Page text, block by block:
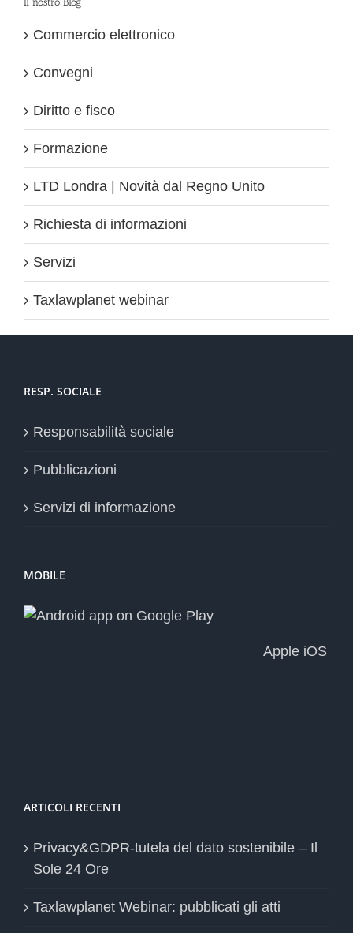
Commercio elettronico
Convegni
Diritto e fisco
Formazione
LTD Londra | Novità dal Regno Unito
Richiesta di informazioni
Servizi
Taxlawplanet webinar
RESP. SOCIALE
Responsabilità sociale
Pubblicazioni
Servizi di informazione
MOBILE
Apple iOS
ARTICOLI RECENTI
Privacy&GDPR-tutela del dato sostenibile – Il
Sole 24 Ore
Taxlawplanet Webinar: pubblicati gli atti